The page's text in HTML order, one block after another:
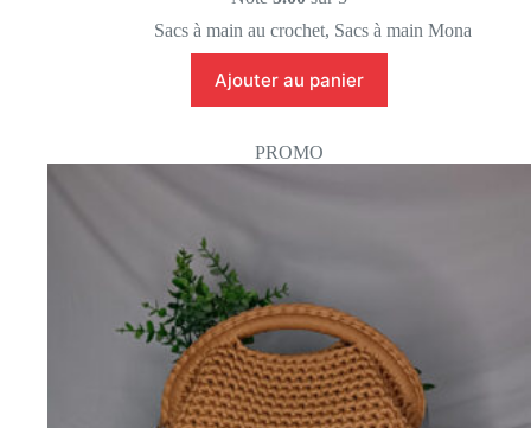
était :
79,99 €.
est :
69,99 €.
Sacs à main au crochet, Sacs à main Mona
Ajouter au panier
PROMO